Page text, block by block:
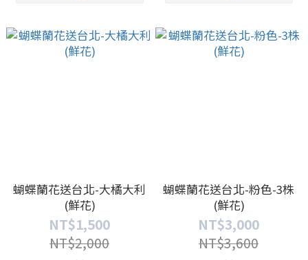
蝴蝶蘭花送台北-大橘大利
(鮮花)
NT$1,500
NT$2,000
蝴蝶蘭花送台北-粉色-3株
(鮮花)
NT$3,000
NT$3,600